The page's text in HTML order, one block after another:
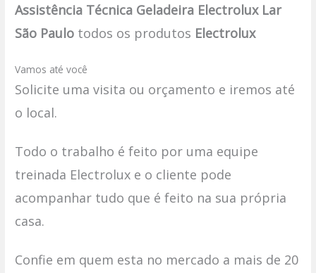
Assistência Técnica Geladeira Electrolux Lar
São Paulo todos os produtos Electrolux
Vamos até você
Solicite uma visita ou orçamento e iremos até
o local.
Todo o trabalho é feito por uma equipe
treinada Electrolux e o cliente pode
acompanhar tudo que é feito na sua própria
casa.
Confie em quem esta no mercado a mais de 20